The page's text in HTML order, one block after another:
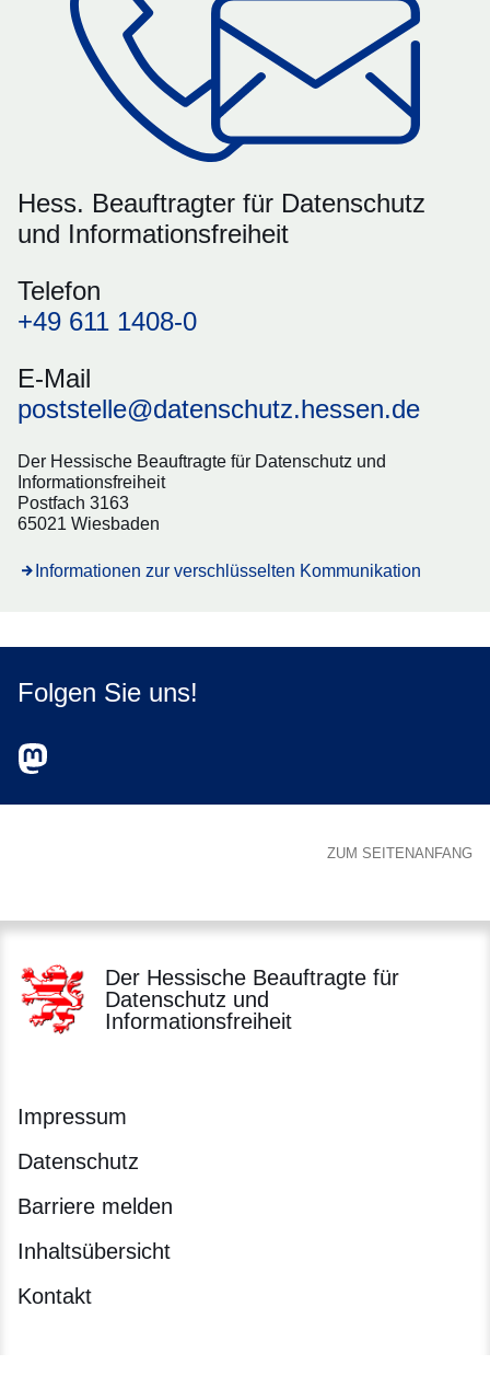
Hess. Beauftragter für Datenschutz
und Informationsfreiheit
Telefon
+49 611 1408-0
E-Mail
poststelle@datenschutz.hessen.de
Der Hessische Beauftragte für Datenschutz und
Informationsfreiheit
Postfach 3163
65021 Wiesbaden
Informationen zur verschlüsselten Kommunikation
Folgen Sie uns!
Zum Mastodon-Account des HBDI
Öffnet sich in einem neuen Fenster
ZUM SEITENANFANG
Der Hessische Beauftragte für
Datenschutz und
Informationsfreiheit
Impressum
Datenschutz
Barriere melden
Inhaltsübersicht
Kontakt